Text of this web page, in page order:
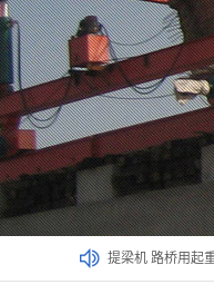
提梁机 路桥用起